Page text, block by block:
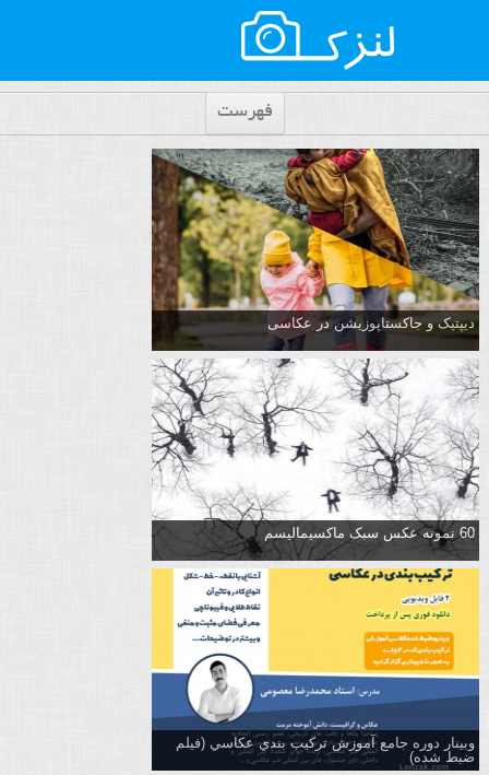
فهرست
دیپتیک و جاکستا‌پوزیشن در عکاسی
60 نمونه عکس سبک ماکسیمالیسم
وبینار دوره جامع آموزش تركيب بندي عكاسي (فیلم
ضبط شده)